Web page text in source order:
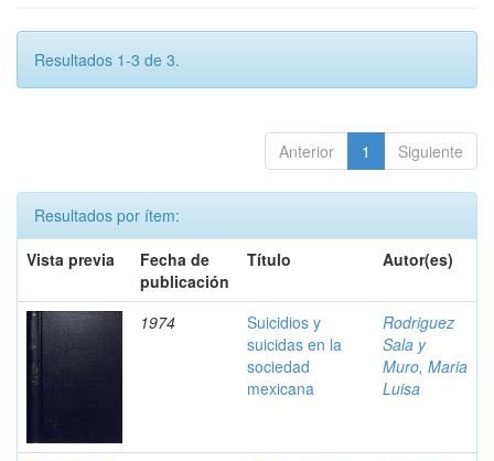
Resultados 1-3 de 3.
Anterior 1 Siguiente
Resultados por ítem:
Vista previa
Fecha de
publicación
Título Autor(es)
1974
Suicidios y
suicidas en la
sociedad
mexicana
Rodriguez
Sala y
Muro, Maria
Luisa